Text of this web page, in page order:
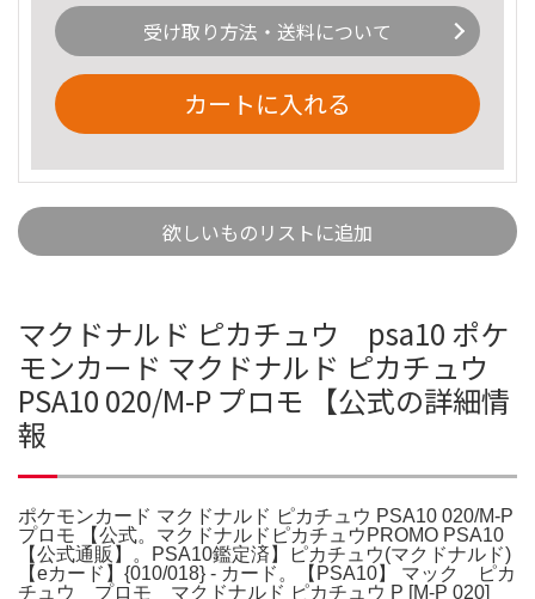
受け取り方法・送料について
カートに入れる
欲しいものリストに追加
マクドナルド ピカチュウ psa10 ポケ
モンカード マクドナルド ピカチュウ
PSA10 020/M-P プロモ 【公式の詳細情
報
ポケモンカード マクドナルド ピカチュウ PSA10 020/M-P
プロモ 【公式。マクドナルドピカチュウPROMO PSA10
【公式通販】。PSA10鑑定済】ピカチュウ(マクドナルド)
【eカード】{010/018} - カード。【PSA10】 マック ピカ
チュウ プロモ マクドナルド ピカチュウ P [M-P 020]